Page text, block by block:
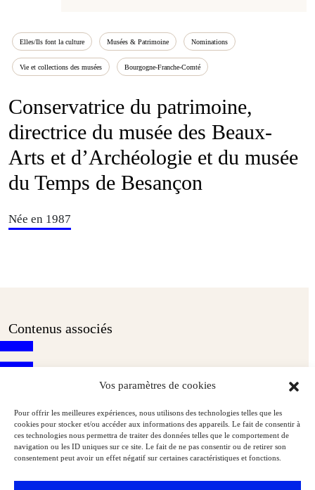
Vos paramètres de cookies
Pour offrir les meilleures expériences, nous utilisons des technologies telles que les
cookies pour stocker et/ou accéder aux informations des appareils. Le fait de consentir à
ces technologies nous permettra de traiter des données telles que le comportement de
navigation ou les ID uniques sur ce site. Le fait de ne pas consentir ou de retirer son
consentement peut avoir un effet négatif sur certaines caractéristiques et fonctions.
Elles/Ils font la culture Musées & Patrimoine Nominations
Vie et collections des musées Bourgogne-Franche-Comté
Conservatrice du patrimoine,
directrice du musée des Beaux-
Arts et d’Archéologie et du musée
du Temps de Besançon
Née en 1987
Contenus associés